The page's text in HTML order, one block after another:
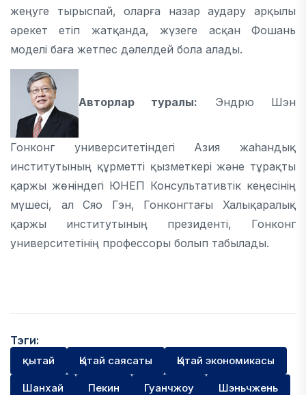
жеңуге тырыспай, оларға назар аудару арқылы
әрекет етіп жатқанда, жүзеге асқан Фошань
моделі баға жетпес дәлелдей бола алады.
Авторлар туралы: Эндрю Шэн
Гонконг университетіндегі Азия жаһандық
институтының құрметті қызметкері және тұрақты
қаржы жөніндегі ЮНЕП Консультативтік кеңесінің
мүшесі, ал Сяо Гэн, Гонконгтағы Халықаралық
қаржы институтының президенті, Гонконг
университетінің профессоры болып табылады.
Тэги:
қытай Қытай саясаты Қытай экономикасы
Шанхай Пекин Гуанчжоу Шэньчжень